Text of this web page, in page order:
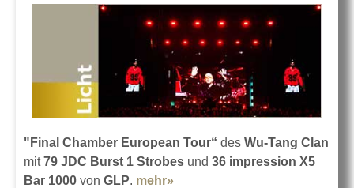
"Final Chamber European Tour“ des Wu-Tang Clan
mit79 JDC Burst 1 Strobes und 36 impression X5
Bar 1000 von GLP. mehr»